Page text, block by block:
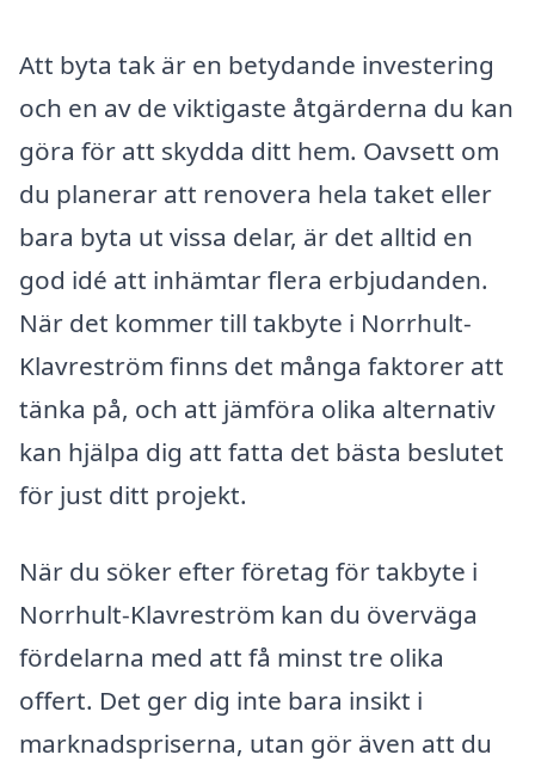
Att byta tak är en betydande investering
och en av de viktigaste åtgärderna du kan
göra för att skydda ditt hem. Oavsett om
du planerar att renovera hela taket eller
bara byta ut vissa delar, är det alltid en
god idé att inhämtar flera erbjudanden.
När det kommer till takbyte i Norrhult-
Klavreström finns det många faktorer att
tänka på, och att jämföra olika alternativ
kan hjälpa dig att fatta det bästa beslutet
för just ditt projekt.
När du söker efter företag för takbyte i
Norrhult-Klavreström kan du överväga
fördelarna med att få minst tre olika
offert. Det ger dig inte bara insikt i
marknadspriserna, utan gör även att du